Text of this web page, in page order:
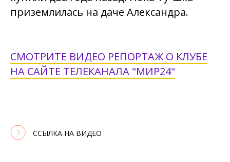
приземлилась на даче Александра.
СМОТРИТЕ ВИДЕО РЕПОРТАЖ О КЛУБЕ
НА САЙТЕ ТЕЛЕКАНАЛА "МИР24"
ССЫЛКА НА ВИДЕО